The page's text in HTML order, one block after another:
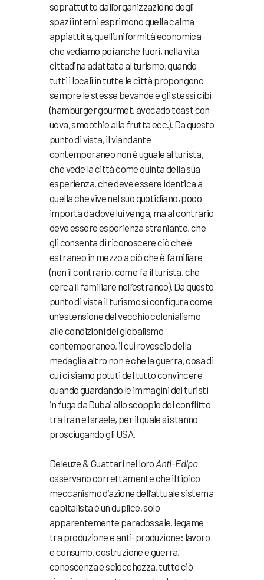
soprattutto dall’organizzazione degli
spazi interni esprimono quella calma
appiattita, quell’uniformità economica
che vediamo poi anche fuori, nella vita
cittadina adattata al turismo, quando
tutti i locali in tutte le città propongono
sempre le stesse bevande e gli stessi cibi
(hamburger gourmet, avocado toast con
uova, smoothie alla frutta ecc.). Da questo
punto di vista, il viandante
contemporaneo non è uguale al turista,
che vede la città come quinta della sua
esperienza, che deve essere identica a
quella che vive nel suo quotidiano, poco
importa da dove lui venga, ma al contrario
deve essere esperienza straniante, che
gli consenta di riconoscere ciò che è
estraneo in mezzo a ciò che è familiare
(non il contrario, come fa il turista, che
cerca il familiare nell’estraneo). Da questo
punto di vista il turismo si configura come
un’estensione del vecchio colonialismo
alle condizioni del globalismo
contemporaneo, il cui rovescio della
medaglia altro non è che la guerra, cosa di
cui ci siamo potuti del tutto convincere
quando guardando le immagini dei turisti
in fuga da Dubai allo scoppio del conflitto
tra Iran e Israele, per il quale si stanno
prosciugando gli USA.
Deleuze & Guattari nel loroAnti-Edipo
osservano correttamente che il tipico
meccanismo d’azione dell’attuale sistema
capitalista è un duplice, solo
apparentemente paradossale, legame
tra produzione e anti-produzione: lavoro
e consumo, costruzione e guerra,
conoscenza e sciocchezza, tutto ciò